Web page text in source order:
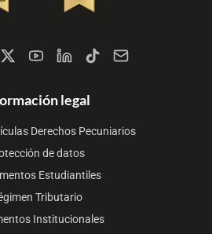
legal
Derechos Pecuniarios
de datos
Estudiantiles
Tributario
Institucionales